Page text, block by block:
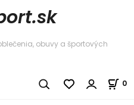
obuvy a športových
0